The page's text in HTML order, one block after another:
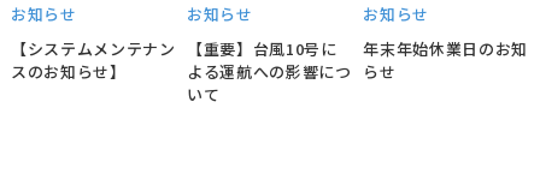
お知らせ
【システムメンテナン
スのお知らせ】
お知らせ
【重要】台風10号に
よる運航への影響につ
いて
お知らせ
年末年始休業日のお知
らせ